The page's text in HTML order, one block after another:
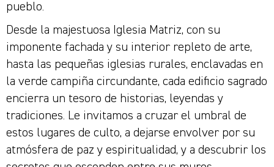
pueblo.
Desde la majestuosa Iglesia Matriz, con su
imponente fachada y su interior repleto de arte,
hasta las pequeñas iglesias rurales, enclavadas en
la verde campiña circundante, cada edificio sagrado
encierra un tesoro de historias, leyendas y
tradiciones. Le invitamos a cruzar el umbral de
estos lugares de culto, a dejarse envolver por su
atmósfera de paz y espiritualidad, y a descubrir los